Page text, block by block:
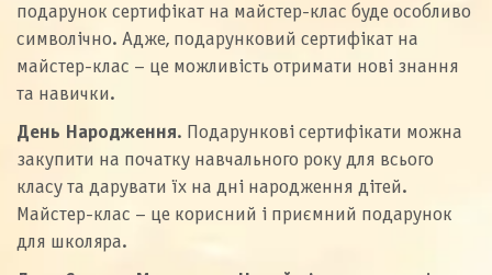
подарунок сертифікат на майстер-клас буде особливо
символічно. Адже, подарунковий сертифікат на
майстер-клас – це можливість отримати нові знання
та навички.
День Народження. Подарункові сертифікати можна
закупити на початку навчального року для всього
класу та дарувати їх на дні народження дітей.
Майстер-клас – це корисний і приємний подарунок
для школяра.